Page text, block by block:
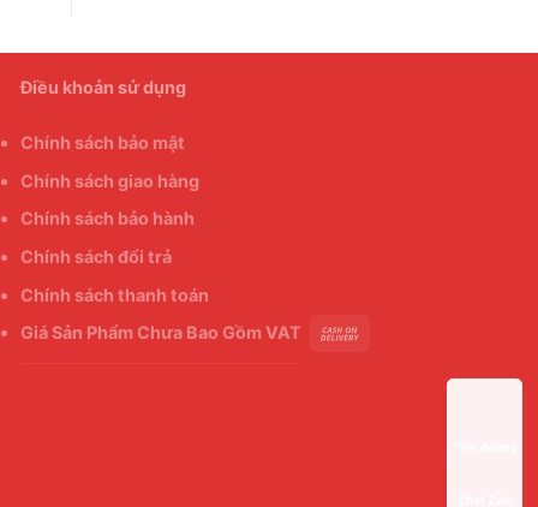
Điều khoản sử dụng
Chính sách bảo mật
Chính sách giao hàng
Chính sách bảo hành
Chính sách đổi trả
Chính sách thanh toán
Giá Sản Phẩm Chưa Bao Gồm VAT